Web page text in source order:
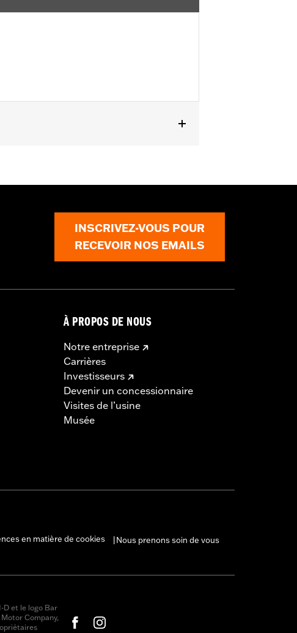
INSCRIVEZ-VOUS POUR
RECEVOIR NOS EMAILS
À PROPOS DE NOUS
Notre entreprise
Carrières
Investisseurs
Devenir un concessionnaire
Visites de l’usine
Musée
en matière de cookies Nous prenons soin de vous
D et le logo Bar
Company,